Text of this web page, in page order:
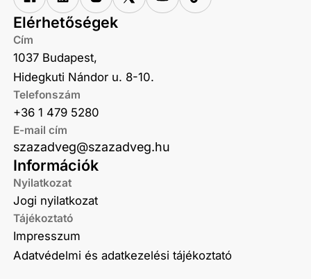
Információk
Nyilatkozat
Jogi nyilatkozat
Tájékoztató
Impresszum
Adatvédelmi és adatkezelési tájékoztató
Elérhetőségek
Cím
1037 Budapest,
Hidegkuti Nándor u. 8-10.
Telefonszám
+36 1 479 5280
E-mail cím
szazadveg@szazadveg.hu